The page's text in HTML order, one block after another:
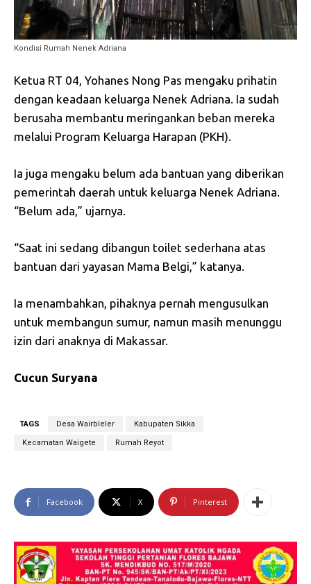
Kondisi Rumah Nenek Adriana
Ketua RT 04, Yohanes Nong Pas mengaku prihatin
dengan keadaan keluarga Nenek Adriana. Ia sudah
berusaha membantu meringankan beban mereka
melalui Program Keluarga Harapan (PKH).
Ia juga mengaku belum ada bantuan yang diberikan
pemerintah daerah untuk keluarga Nenek Adriana.
“Belum ada,” ujarnya.
“Saat ini sedang dibangun toilet sederhana atas
bantuan dari yayasan Mama Belgi,” katanya.
Ia menambahkan, pihaknya pernah mengusulkan
untuk membangun sumur, namun masih menunggu
izin dari anaknya di Makassar.
Cucun Suryana
TAGS Desa Wairbleler Kabupaten Sikka
Kecamatan Waigete Rumah Reyot
Facebook X Pinterest